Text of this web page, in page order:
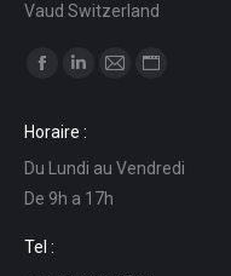
Vaud Switzerland
Ci puoi trovare su:
opens
in
new
window
opens
in
new
in
opens
Horaire :
Du Lundi au Vendredi
De 9h a 17h
Tel :